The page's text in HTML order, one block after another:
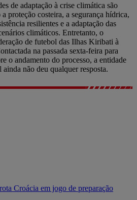
de adaptação à crise climática são
proteção costeira, a segurança hídrica,
resilientes e a adaptação das
climáticos. Entretanto, o
de futebol das Ilhas Kiribati à
na passada sexta-feira para
o andamento do processo, a entidade
não deu qualquer resposta.
Croácia em jogo de preparação